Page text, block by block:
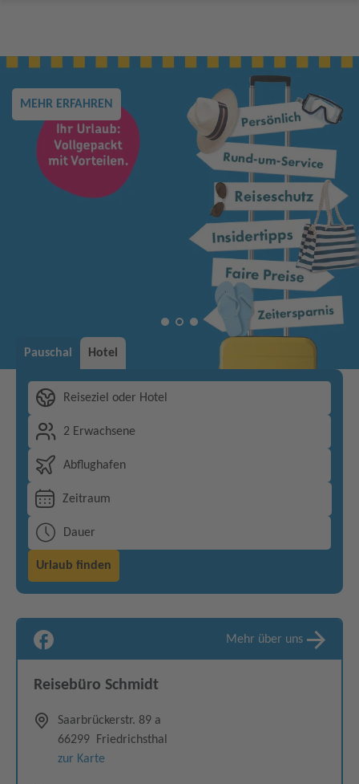
MEHR ERFAHREN
Pauschal Hotel
Reiseziel oder Hotel
2 Erwachsene
Abflughafen
Zeitraum
Dauer
Urlaub finden
Mehr über uns
Reisebüro Schmidt
Saarbrückerstr. 89 a
66299
Friedrichsthal
zur Karte